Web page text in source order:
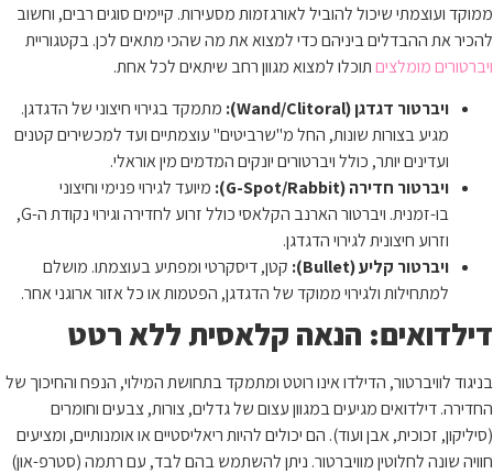
ממוקד ועוצמתי שיכול להוביל לאורגזמות מסעירות. קיימים סוגים רבים, וחשוב
להכיר את ההבדלים ביניהם כדי למצוא את מה שהכי מתאים לכן. בקטגוריית
ויברטורים מומלציםתוכלו למצוא מגוון רחב שיתאים לכל אחת.
ויברטור דגדגן (Wand/Clitoral):
מתמקד בגירוי חיצוני של הדגדגן.
מגיע בצורות שונות, החל מ"שרביטים" עוצמתיים ועד למכשירים קטנים
ועדינים יותר, כולל ויברטורים יונקים המדמים מין אוראלי.
ויברטור חדירה (G-Spot/Rabbit):
מיועד לגירוי פנימי וחיצוני
בו-זמנית. ויברטור הארנב הקלאסי כולל זרוע לחדירה וגירוי נקודת ה-G,
וזרוע חיצונית לגירוי הדגדגן.
ויברטור קליע (Bullet):
קטן, דיסקרטי ומפתיע בעוצמתו. מושלם
למתחילות ולגירוי ממוקד של הדגדגן, הפטמות או כל אזור ארוגני אחר.
דילדואים: הנאה קלאסית ללא רטט
בניגוד לוויברטור, הדילדו אינו רוטט ומתמקד בתחושת המילוי, הנפח והחיכוך של
החדירה. דילדואים מגיעים במגוון עצום של גדלים, צורות, צבעים וחומרים
(סיליקון, זכוכית, אבן ועוד). הם יכולים להיות ריאליסטיים או אומנותיים, ומציעים
חוויה שונה לחלוטין מוויברטור. ניתן להשתמש בהם לבד, עם רתמה (סטרפ-און)